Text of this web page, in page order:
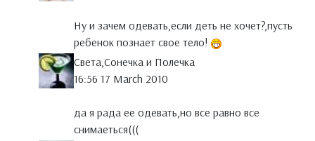
Ну и зачем одевать,если деть не хочет?,пусть
ребенок познает свое тело!
Света,Сонечка и Полечка
16:56 17 March 2010
да я рада ее одевать,но все равно все
снимаеться(((